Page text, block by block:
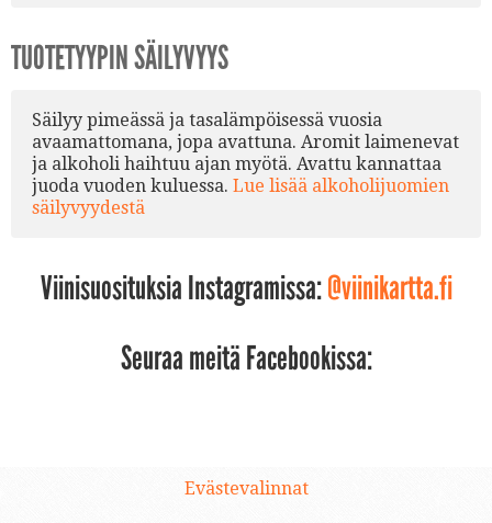
TUOTETYYPIN SÄILYVYYS
Säilyy pimeässä ja tasalämpöisessä vuosia
avaamattomana, jopa avattuna. Aromit laimenevat
ja alkoholi haihtuu ajan myötä. Avattu kannattaa
juoda vuoden kuluessa. Lue lisää alkoholijuomien
säilyvyydestä
Viinisuosituksia Instagramissa:@viinikartta.fi
Seuraa meitä Facebookissa:
Evästevalinnat